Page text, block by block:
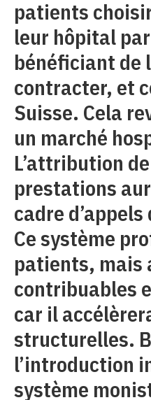
patients
leur hôpital
bénéficiant de
contracter, et
Suisse. Cela
un marché
L’attribution
prestations
cadre
Ce système
patients, mais
contribuables
car il
structurelles.
l’introduction
système